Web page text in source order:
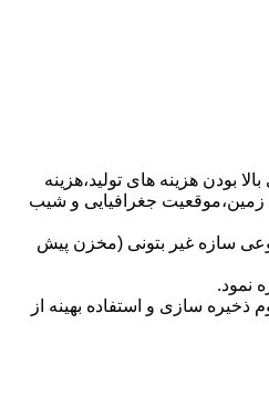
بودن هزینه های تولید،هزینه
جغرافیایی و شیب
سازه غیر بتونی (مخزن پیش
نمود.
سازی و استفاده بهینه از